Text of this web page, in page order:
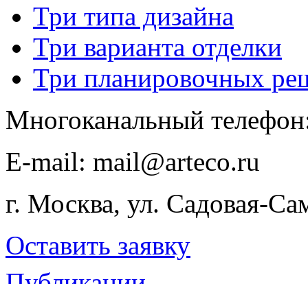
Три типа дизайна
Три варианта отделки
Три планировочных
Многоканальный
E-​mail: mail@arteco.ru
г. Москва, ул. Садовая-
Оставить заявку